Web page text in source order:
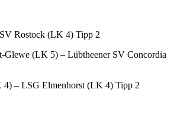
Rostock (LK 4) Tipp 2
Glewe (LK 5) – Lübtheener SV Concordia
– LSG Elmenhorst (LK 4) Tipp 2